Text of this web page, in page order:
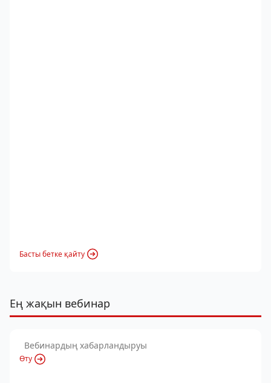
Басты бетке қайту
Ең жақын вебинар
Вебинардың хабарландыруы
Өту